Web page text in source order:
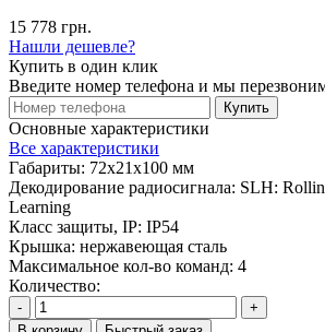
15 778 грн.
Нашли дешевле?
Купить в один клик
Введите номер телефона и мы
Купить
Основные характеристики
Все характеристики
Габариты: 72x21x100 мм
Декодирование радиосигнала: SLH:
Learning
Класс защиты, IP: IP54
Крышка: нержавеющая сталь
Максимальное кол-во команд: 4
Количество:
-
+